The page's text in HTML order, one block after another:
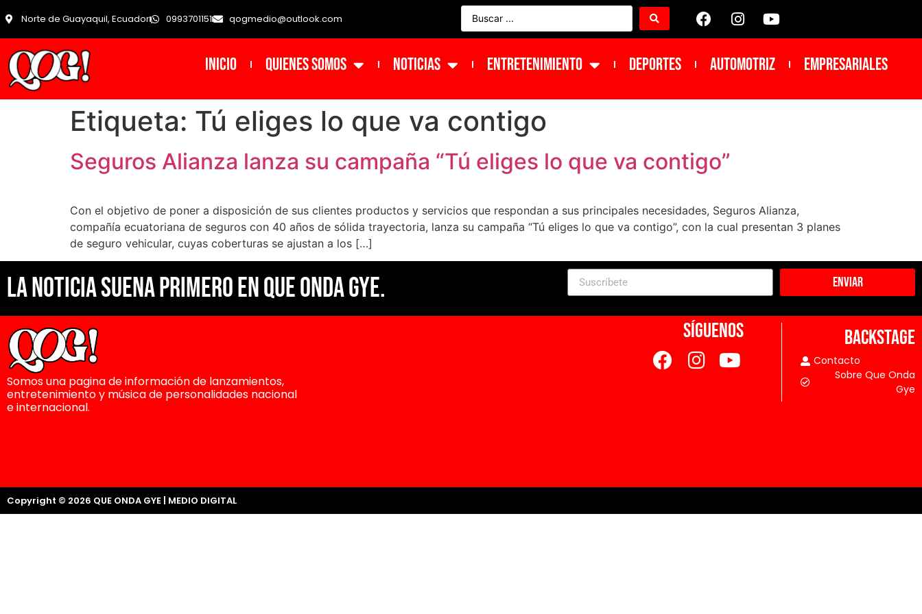
Norte de Guayaquil, Ecuador 0993701151 qogmedio@outlook.com
INICIO Quienes Somos NOTICIAS ENTRETENIMIENTO DEPORTES Automotriz Empresariales
Etiqueta: Tú eliges lo que va contigo
Seguros Alianza lanza su campaña “Tú eliges lo que va contigo”
Con el objetivo de poner a disposición de sus clientes productos y servicios que respondan a sus principales necesidades, Seguros Alianza,
compañía ecuatoriana de seguros con 40 años de sólida trayectoria, lanza su campaña “Tú eliges lo que va contigo”, con la cual presentan 3 planes
de seguro vehicular, cuyas coberturas se ajustan a los […]
La noticia suena primero en Que Onda Gye. Enviar
Somos una pagina de información de lanzamientos,
entretenimiento y música de personalidades nacional
e internacional.
SÍGUENOS BACKSTAGE
Contacto
Sobre Que Onda
Gye
Copyright © 2026 QUE ONDA GYE | MEDIO DIGITAL